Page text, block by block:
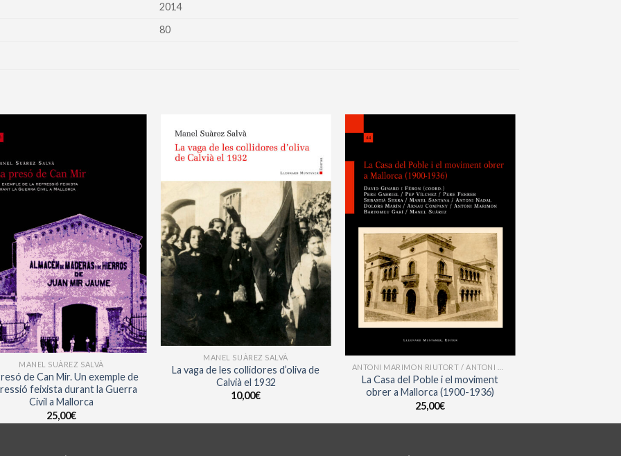
2014
80
MANEL SUÀREZ SALVÀ
de Can Mir. Un exemple de
feixista durant la Guerra
Civil a Mallorca
25,00€
MANEL SUÀREZ SALVÀ
La vaga de les collidores d’oliva de
Calvià el 1932
10,00€
La Casa del Poble i el moviment
obrer a Mallorca (1900-1936)
25,00€